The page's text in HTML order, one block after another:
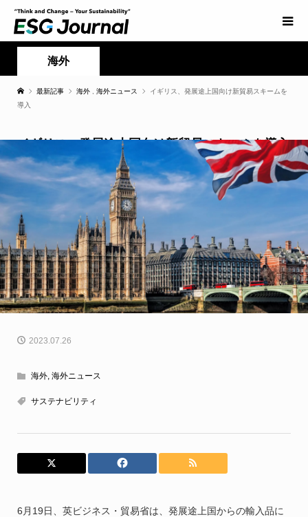
海外
最新記事 海外 海外ニュース
イギリス、発展途上国向け新貿易スキームを
導入
イギリス、発展途上国向け新貿易スキームを導入
2023.07.26
海外, 海外ニュース
サステナビリティ
6月19日、英ビジネス・貿易省は、発展途上国からの輸入品に